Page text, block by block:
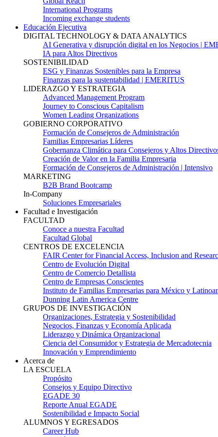
International Programs
Incoming exchange students
Educación Ejecutiva
DIGITAL TECHNOLOGY & DATA ANALYTICS
AI Generativa y disrupción digital en los Negocios |
IA para Altos Directivos
SOSTENIBILIDAD
ESG y Finanzas Sostenibles para la Empresa
Finanzas para la sustentabilidad | EMERITUS
LIDERAZGO Y ESTRATEGIA
Advanced Management Program
Journey to Conscious Capitalism
Women Leading Organizations
GOBIERNO CORPORATIVO
Formación de Consejeros de Administración
Familias Empresarias Líderes
Gobernanza Climática para Consejeros y Altos
Creación de Valor en la Familia Empresaria
Formación de Consejeros de Administración | Intensivo
MARKETING
B2B Brand Bootcamp
In-Company
Soluciones Empresariales
Facultad e Investigación
FACULTAD
Conoce a nuestra Facultad
Facultad Global
CENTROS DE EXCELENCIA
FAIR Center for Financial Access, Inclusion and
Centro de Evolución Digital
Centro de Comercio Detallista
Centro de Empresas Conscientes
Instituto de Familias Empresarias para México y
Dunning Latin America Centre
GRUPOS DE INVESTIGACIÓN
Organizaciones, Estrategia y Sostenibilidad
Negocios, Finanzas y Economía Aplicada
Liderazgo y Dinámica Organizacional
Ciencia del Consumidor y Estrategia de Mercadotecnia
Innovación y Emprendimiento
Acerca de
LA ESCUELA
Propósito
Consejos y Equipo Directivo
EGADE 30
Reporte Anual EGADE
Sostenibilidad e Impacto Social
ALUMNOS Y EGRESADOS
Career Hub